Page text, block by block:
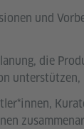
und
die
unterstützen,